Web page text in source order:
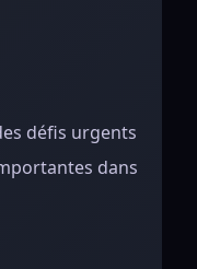
défis urgents
dans